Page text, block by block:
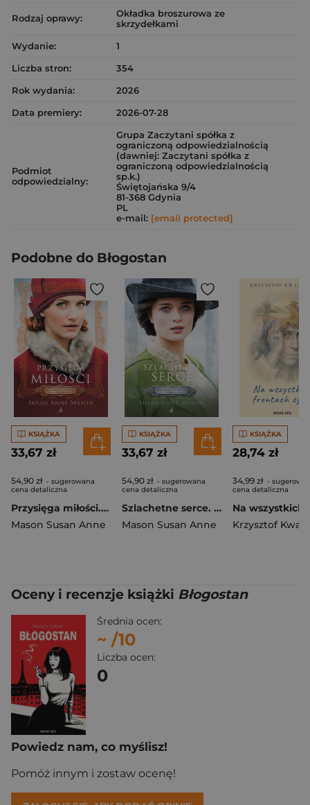
Rodzaj oprawy:
Okładka broszurowa ze
skrzydełkami
Wydanie:
1
Liczba stron:
354
Rok wydania:
2026
Data premiery:
2026-07-28
Podmiot
odpowiedzialny:
Grupa Zaczytani spółka z
ograniczoną odpowiedzialnością
(dawniej: Zaczytani spółka z
ograniczoną odpowiedzialnością
sp.k.)
Świętojańska 9/4
81-368 Gdynia
PL
e-mail: [email protected]
Podobne do Błogostan
KSIĄŻKA
33,67 zł
54,90 zł - sugerowana
cena detaliczna
Przysięga miłości. Mieć odwagę, by marzyć. Tom 3 wyd. 2026
Mason Susan Anne
KSIĄŻKA
33,67 zł
54,90 zł - sugerowana
cena detaliczna
Szlachetne serce. Mieć odwagę, by marzyć. Tom 2 wyd. 2026
Mason Susan Anne
KSIĄŻKA
28,74 zł
34,99 zł -
cena detaliczna
Krzysztof
Oceny i recenzje książki Błogostan
Średnia ocen:
~ /10
Liczba ocen:
0
Powiedz nam, co myślisz!
Pomóż innym i zostaw ocenę!